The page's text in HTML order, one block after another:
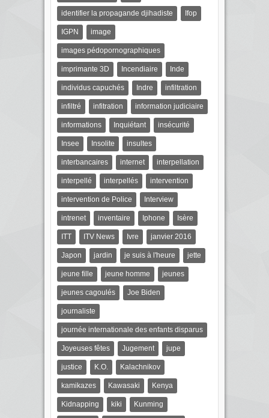
identifier la propagande djihadiste Ifop
IGPN image
images pédopornographiques
imprimante 3D Incendiaire Inde
individus capuchés Indre infiltration
infiltré infitration information judiciaire
informations Inquiétant insécurité
Insee Insolite insultes
interbancaires internet interpellation
interpellé interpellés intervention
intervention de Police Interview
intrenet inventaire Iphone Isère
ITT ITV News Ivre janvier 2016
Japon jardin je suis à l'heure jette
jeune fille jeune homme jeunes
jeunes cagoulés Joe Biden
journaliste
journée internationale des enfants disparus
Joyeuses fêtes Jugement jupe
justice K.O. Kalachnikov
kamikazes Kawasaki Kenya
Kidnapping kiki Kunming